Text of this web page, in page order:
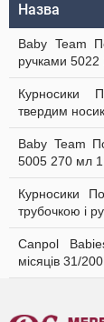
Назва
Baby Team
ручками 5022
Курносики
твердим
Baby Team
5005 270 мл
Курносики
трубочкою і
Canpol
місяців 31/